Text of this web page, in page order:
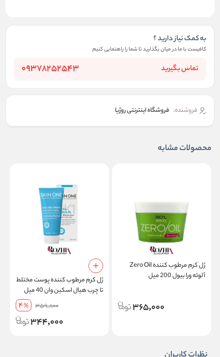
به کمک نیاز دارید ؟
کافیست با ما در میان بگذارید تا شما را راهنمایی کنیم
تماس بگیرید 09378252543
فروشنده: فروشگاه اینترنتی روژیا
محصولات مشابه
ژل کرم مرطوب کننده Zero Oil
آلوئه ورا بیول 200 میل
365,000
ژل کرم مرطوب کننده پوست مختلط
تا چرب هیال اسکین وان 40 میل
359,800
4%
344,000